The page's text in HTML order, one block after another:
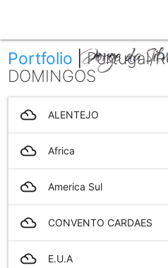
Portfolio |Portugal/
DOMINGOS
filter_drama ALENTEJO
filter_drama Africa
filter_drama America Sul
filter_drama CONVENTO CARDAES
filter_drama E.U.A